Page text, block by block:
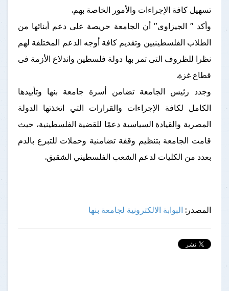
تسهيل كافة الإجراءات والأمور الخاصة بهم.
وأكد " الجيزاوى" أن الجامعة حريصة على دعم أبنائها من
الطلاب الفلسطينيين وتقديم كافة أوجه الدعم المختلفة لهم
نظرا للظروف التى تمر بها دولة فلسطين واندلاع الأزمة فى
قطاع غزة.
وجدد رئيس الجامعة تضامن أسرة جامعة بنها وتأييدها
الكامل لكافة الإجراءات والقرارات التي اتخذتها الدولة
المصرية والقيادة السياسية دعمًا للقضية الفلسطينية، حيث
قامت الجامعة بتنظيم وقفة تضامنية وحملات للتبرع بالدم
بعدد من الكليات لدعم الشعب الفلسطيني الشقيق.
المصدر: البوابة الالكترونية لجامعة بنها